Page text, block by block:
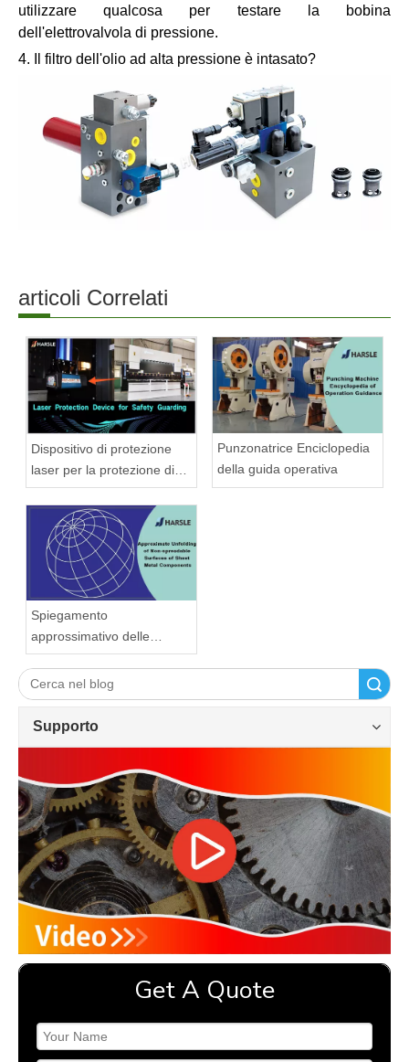
utilizzare qualcosa per testare la bobina
dell'elettrovalvola di pressione.
4. Il filtro dell'olio ad alta pressione è intasato?
articoli Correlati
Dispositivo di protezione
laser per la protezione di
sicurezza
Punzonatrice Enciclopedia
della guida operativa
Spiegamento
approssimativo delle
superfici non allargabili dei
componenti in lamiera
Supporto
Get A Quote